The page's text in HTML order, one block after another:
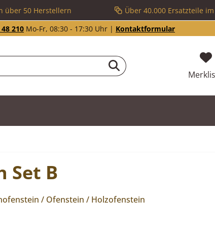
über 50 Herstellern Über 40.000 Ersatzteile
210 Mo-Fr, 08:30 - 17:30 Uhr | Kontaktformular
Set B
/ Ofenstein / Holzofenstein